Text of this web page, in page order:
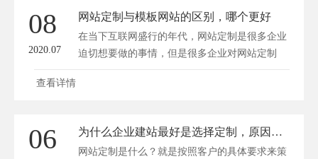
08
2020.07
网站定制与模板网站的区别，哪个更好
在当下互联网盛行的年代，网站定制是很多企业
迫切想要做的事情，但是很多企业对网站定制
不...
查看详情
06 为什么企业建站最好是选择定制，原因揭秘！
网站定制是什么？就是按照客户的具体要求来策